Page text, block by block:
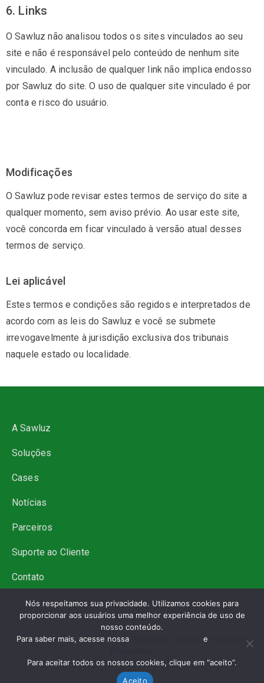
6. Links
O Sawluz não analisou todos os sites vinculados ao seu
site e não é responsável pelo conteúdo de nenhum site
vinculado. A inclusão de qualquer link não implica endosso
por Sawluz do site. O uso de qualquer site vinculado é por
conta e risco do usuário.
Modificações
O Sawluz pode revisar estes termos de serviço do site a
qualquer momento, sem aviso prévio. Ao usar este site,
você concorda em ficar vinculado à versão atual desses
termos de serviço.
Lei aplicável
Estes termos e condições são regidos e interpretados de
acordo com as leis do Sawluz e você se submete
irrevogavelmente à jurisdição exclusiva dos tribunais
naquele estado ou localidade.
A Sawluz
Soluções
Cases
Notícias
Parceiros
Suporte ao Cliente
Contato
Trabalhe Conosco
Nós respeitamos sua privacidade. Utilizamos cookies para
proporcionar aos usuários uma melhor experiência de uso de
nosso conteúdo.
Para saber mais, acesse nossa
e
Política de
Para aceitar todos os nossos cookies, clique em “aceito”.
Aceito